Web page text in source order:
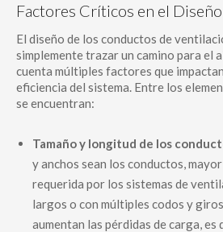
Factores Críticos en el
El diseño de los conductos de
simplemente trazar un camino para el
cuenta múltiples factores que
eficiencia del sistema. Entre los
se encuentran:
Tamaño y longitud de los
y anchos sean los conductos,
requerida por los sistemas de
largos o con múltiples codos y
aumentan las pérdidas de carga, es